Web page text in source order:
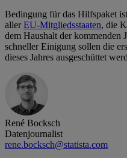
Bedingung für das Hilfspaket
allerEU-Mitgliedsstaaten, die
dem Haushalt der kommenden
schneller Einigung sollen die
dieses Jahres ausgeschüttet
René Bocksch
Datenjournalist
rene.bocksch@statista.com